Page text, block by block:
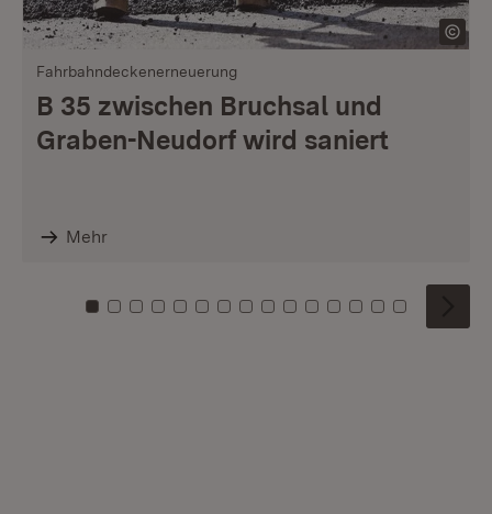
Fahrbahndeckenerneuerung
B 35 zwischen Bruchsal und
Graben-Neudorf wird saniert
Mehr
Zu Kachel: 0
Zu Kachel: 1
Zu Kachel: 2
Zu Kachel: 3
Zu Kachel: 4
Zu Kachel: 5
Zu Kachel: 6
Zu Kachel: 7
Zu Kachel: 8
Zu Kachel: 9
Zu Kachel: 10
Zu Kachel: 11
Zu Kachel: 12
Zu Kachel:
Zu